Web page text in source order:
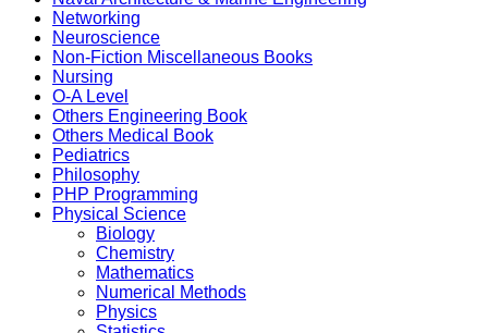
Networking
Neuroscience
Non-Fiction Miscellaneous Books
Nursing
O-A Level
Others Engineering Book
Others Medical Book
Pediatrics
Philosophy
PHP Programming
Physical Science
Biology
Chemistry
Mathematics
Numerical Methods
Physics